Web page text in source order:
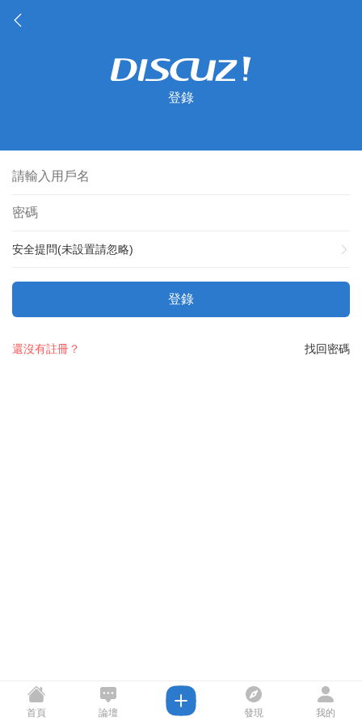
登錄
安全提問(未設置請忽略)
登錄
找回密碼
還沒有註冊？
首頁 論壇 發現 我的